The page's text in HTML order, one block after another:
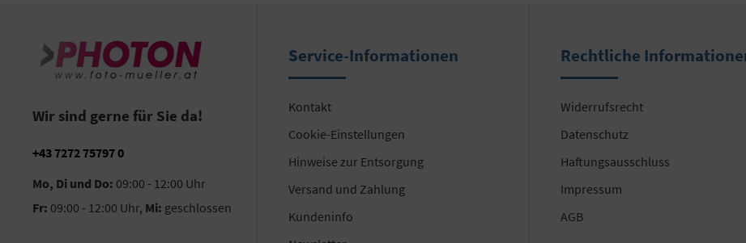
Wir sind gerne für Sie da!
+43 7272 75797 0
Mo, Di und Do: 09:00 - 12:00 Uhr
Fr: 09:00 - 12:00 Uhr, Mi: geschlossen
Service-Informationen
Kontakt
Cookie-Einstellungen
Hinweise zur Entsorgung
Versand und Zahlung
Kundeninfo
Rechtliche
Widerrufsrecht
Datenschutz
Haftungsausschluss
Impressum
AGB